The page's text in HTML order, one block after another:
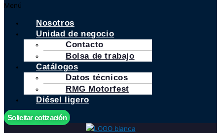
Menú
Nosotros
Unidad de negocio
Contacto
Bolsa de trabajo
Catálogos
Datos técnicos
RMG Motorfest
Diésel ligero
Solicitar cotización